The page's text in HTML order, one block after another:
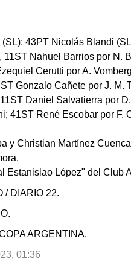
43PT Nicolás Blandi
Nahuel Barrios por N.
Cerutti por A.
Gonzalo Cañete por J. M.
Daniel Salvatierra por
41ST René Escobar por F.
y Christian Martínez
Estanislao López" del Club
/ DIARIO 22.
ARGENTINA.
01:36